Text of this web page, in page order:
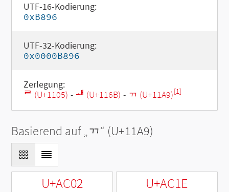
UTF-16-Kodierung:
0xB896
UTF-32-Kodierung:
0x0000B896
Zerlegung:
ᄅ (U+1105) - ᅫ (U+116B) - ᆩ (U+11A9)[1]
Basierend auf „ᆩ“ (U+11A9)
U+AC02 U+AC1E